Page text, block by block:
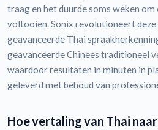
traag en het duurde soms weken
voltooien. Sonix revolutioneert
geavanceerde Thai
geavanceerde Chinees traditioneel
waardoor resultaten in minuten in
geleverd met behoud van
Hoe vertaling van Thai